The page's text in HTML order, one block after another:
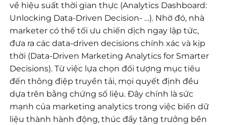
về hiệu suất thời gian thực (Analytics Dashboard:
Unlocking Data-Driven Decision- …). Nhờ đó, nhà
marketer có thể tối ưu chiến dịch ngay lập tức,
đưa ra các data-driven decisions chính xác và kịp
thời (Data-Driven Marketing Analytics for Smarter
Decisions). Từ việc lựa chọn đối tượng mục tiêu
đến thông điệp truyền tải, mọi quyết định đều
dựa trên bằng chứng số liệu. Đây chính là sức
mạnh của marketing analytics trong việc biến dữ
liệu thành hành động, thúc đẩy tăng trưởng bền